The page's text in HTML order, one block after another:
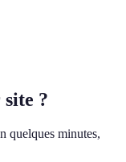
?
quelques minutes,